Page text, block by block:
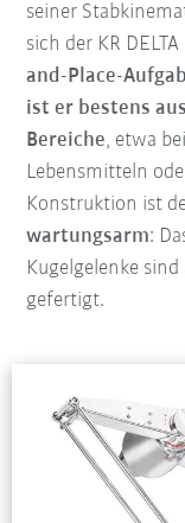
seiner
sich der KR
and-Place-
ist er bestens
Bereiche, etwa
Lebensmitteln
Konstruktion ist
wartungsarm:
Kugelgelenke
gefertigt.